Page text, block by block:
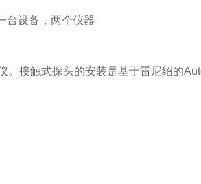
台设备，两个仪器
触式探头的安装是基于雷尼绍的